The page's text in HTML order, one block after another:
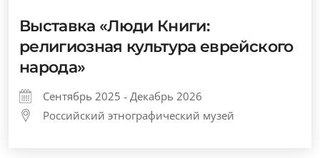
Выставка «Люди Книги:
религиозная культура еврейского
народа»
Сентябрь 2025 - Декабрь 2026
Российский этнографический музей